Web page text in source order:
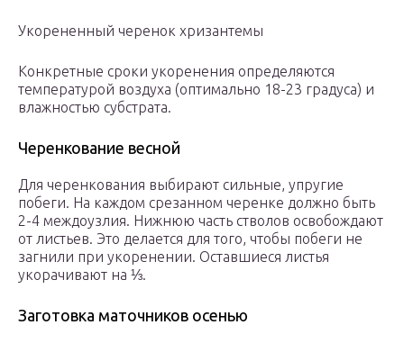
Укорененный черенок хризантемы
Конкретные сроки укоренения определяются
температурой воздуха (оптимально 18-23 градуса) и
влажностью субстрата.
Черенкование весной
Для черенкования выбирают сильные, упругие
побеги. На каждом срезанном черенке должно быть
2-4 междоузлия. Нижнюю часть стволов освобождают
от листьев. Это делается для того, чтобы побеги не
загнили при укоренении. Оставшиеся листья
укорачивают на ⅓.
Заготовка маточников осенью